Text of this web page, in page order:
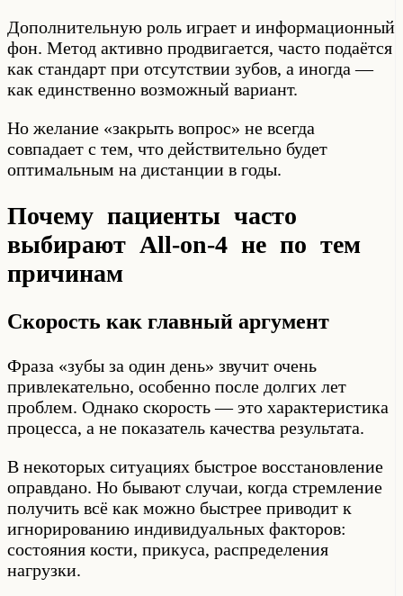
Дополнительную роль играет и информационный
фон. Метод активно продвигается, часто подаётся
как стандарт при отсутствии зубов, а иногда —
как единственно возможный вариант.
Но желание «закрыть вопрос» не всегда
совпадает с тем, что действительно будет
оптимальным на дистанции в годы.
Почему пациенты часто
выбирают All-on-4 не по тем
причинам
Скорость как главный аргумент
Фраза «зубы за один день» звучит очень
привлекательно, особенно после долгих лет
проблем. Однако скорость — это характеристика
процесса, а не показатель качества результата.
В некоторых ситуациях быстрое восстановление
оправдано. Но бывают случаи, когда стремление
получить всё как можно быстрее приводит к
игнорированию индивидуальных факторов:
состояния кости, прикуса, распределения
нагрузки.